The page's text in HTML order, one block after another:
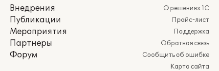
Внедрения
Публикации
Мероприятия
Партнеры
Форум
О решениях 1С
Прайс-лист
Поддержка
Обратная связь
Сообщить об ошибке
Карта сайта